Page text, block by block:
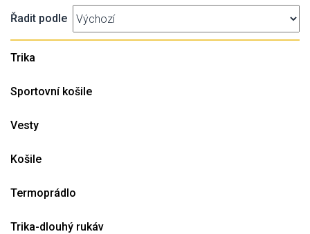
Řadit podle
Trika
Sportovní košile
Vesty
Košile
Termoprádlo
Trika-dlouhý rukáv